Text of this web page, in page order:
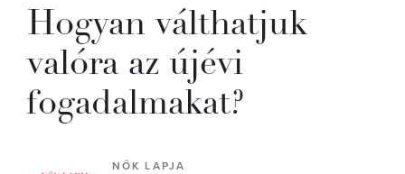
Hogyan válthatjuk
valóra az újévi
fogadalmakat?
NŐK LAPJA